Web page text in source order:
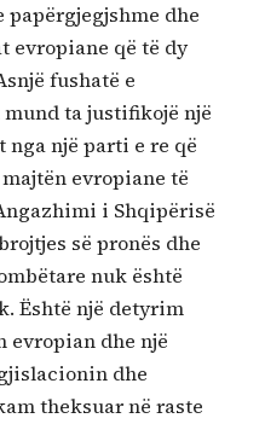
papërgjegjshme dhe
evropiane që të dy
fushatë e
ta justifikojë një
një parti e re që
evropiane të
i Shqipërisë
së pronës dhe
nuk është
Është një detyrim
evropian dhe një
dhe
theksuar në raste